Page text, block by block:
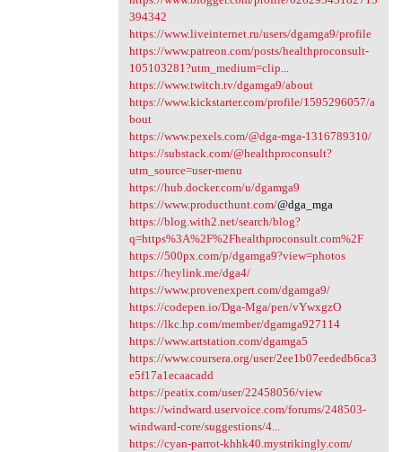
394342
https://www.liveinternet.ru/users/dgamga9/profile
https://www.patreon.com/posts/healthproconsult-
105103281?utm_medium=clip...
https://www.twitch.tv/dgamga9/about
https://www.kickstarter.com/profile/1595296057/a
bout
https://www.pexels.com/@dga-mga-1316789310/
https://substack.com/@healthproconsult?
utm_source=user-menu
https://hub.docker.com/u/dgamga9
https://www.producthunt.com/@dga_mga
https://blog.with2.net/search/blog?
q=https%3A%2F%2Fhealthproconsult.com%2F
https://500px.com/p/dgamga9?view=photos
https://heylink.me/dga4/
https://www.provenexpert.com/dgamga9/
https://codepen.io/Dga-Mga/pen/vYwxgzO
https://lkc.hp.com/member/dgamga927114
https://www.artstation.com/dgamga5
https://www.coursera.org/user/2ee1b07eededb6ca3
e5f17a1ecaacadd
https://peatix.com/user/22458056/view
https://windward.uservoice.com/forums/248503-
windward-core/suggestions/4...
https://cyan-parrot-khhk40.mystrikingly.com/